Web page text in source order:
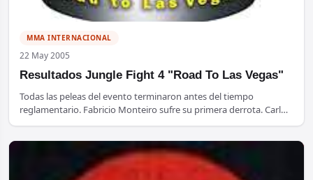
MMA INTERNACIONAL
22 May 2005
Resultados Jungle Fight 4 "Road To Las Vegas"
Todas las peleas del evento terminaron antes del tiempo
reglamentario. Fabricio Monteiro sufre su primera derrota. Carl…